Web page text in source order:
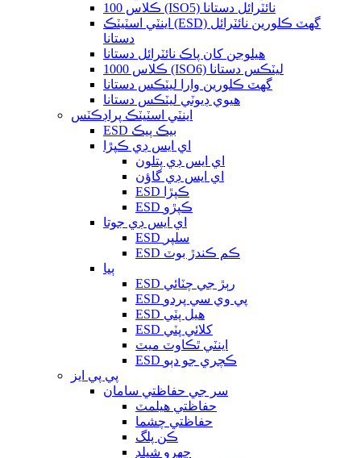
ڪلاس 100 (ISO5) نائٽرائل دستانا
اينٽي اسٽيٽڪ (ESD) گھٽ ڪلورين نائٽرائل
دستانا
هيلوجن کان پاڪ نائٽرائل دستانا
ڪلاس 1000 (ISO6) ليٽڪس دستانا
گھٽ ڪلورين وارا ليٽڪس دستانا
هيوي ڊيوٽي ليٽڪس دستانا
اينٽي اسٽيٽڪ پراڊڪٽس
ESD بيڪ پيڪ
اي ايس ڊي ڪپڙا
اي ايس ڊي پتلون
اي ايس ڊي گاؤن
ESD ڪپڙا
ESD ڪپڙو
اي ايس ڊي جوتا
ESD سلپر
ESD ڪم ڪندڙ بوٽ
ٻيا
ESD رٻڙ جي چٽائي
ESD پي وي سي پردو
ESD هيل پٽي
ESD کلائي پٽي
اينٽي ٿڪاوٽ ميٽ
ESD ڪچري جو دٻو
پي پي ايز
سر جي حفاظتي سامان
حفاظتي هيلمٽ
حفاظتي چشما
ڪن پلگ
چهرو شيلڊ